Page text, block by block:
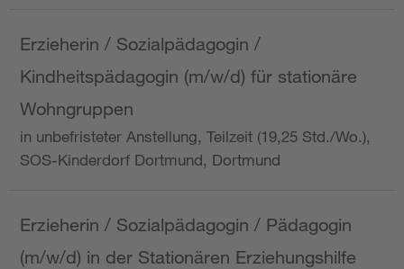
Erzieherin / Sozialpädagogin /
Kindheitspädagogin (m/w/d) für stationäre
Wohngruppen
in unbefristeter Anstellung, Teilzeit (19,25 Std./Wo.),
SOS-Kinderdorf Dortmund, Dortmund
Erzieherin / Sozialpädagogin / Pädagogin
(m/w/d) in der Stationären Erziehungshilfe